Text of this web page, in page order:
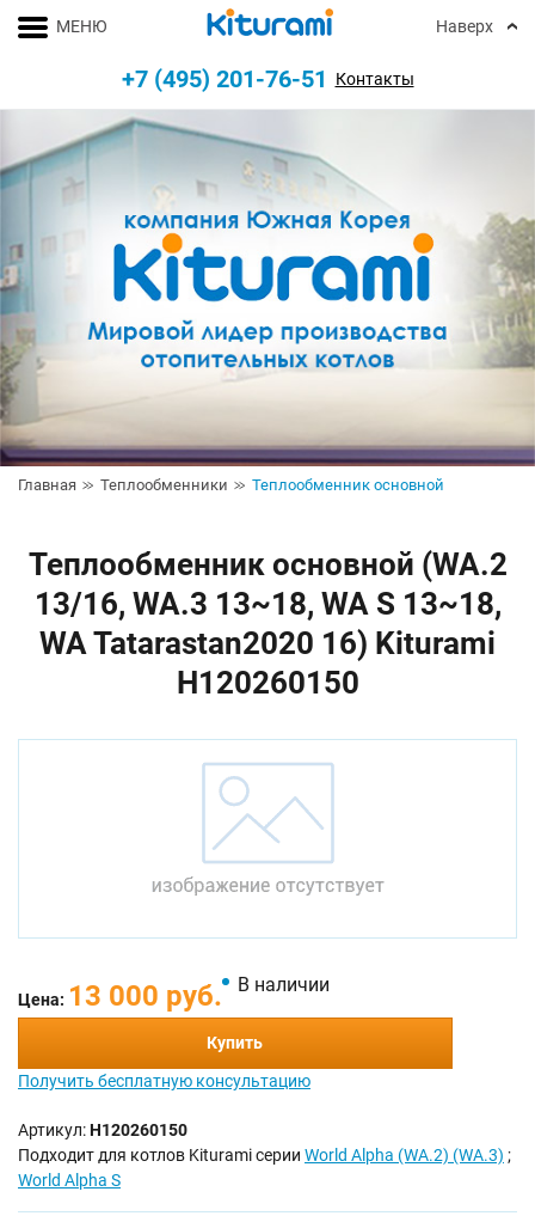
Главная Теплообменники Теплообменник основной
Теплообменник основной (WA.2
13/16, WA.3 13~18, WA S 13~18,
WA Tatarastan2020 16) Kiturami
H120260150
Цена: 13 000 руб. В наличии
Купить
Получить бесплатную консультацию
Артикул:H120260150
Подходит для котлов Kiturami серии World Alpha (WA.2) (WA.3) ;
World Alpha S
МЕНЮ Наверх
+7 (495) 201-76-51 Контакты